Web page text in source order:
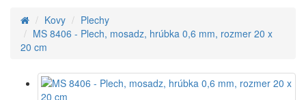
Kovy
Plechy
MS 8406 - Plech, mosadz, hrúbka 0,6 mm, rozmer 20 x
20 cm